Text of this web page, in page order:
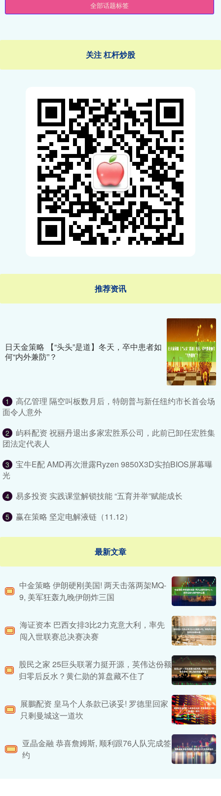
全部话题标签
关注 杠杆炒股
推荐资讯
日天金策略 【“头头”是道】冬天，卒中患者如
何“内外兼防”？
1
高亿管理 隔空叫板数月后，特朗普与新任纽约市长首会场
面令人意外
2
屿科配资 祝丽丹退出多家宏胜系公司，此前已卸任宏胜集
团法定代表人
3
宝牛E配 AMD再次泄露Ryzen 9850X3D实拍BIOS屏幕曝
光
4 易多投资 实践课堂解锁技能 “五育并举”赋能成长
5 赢在策略 坚定电解液链（11.12）
最新文章
中金策略 伊朗硬刚美国! 两天击落两架MQ-
9, 美军狂轰九晚伊朗炸三国
海证资本 巴西女排3比2力克意大利，率先
闯入世联赛总决赛决赛
股民之家 25巨头联署力挺开源，英伟达份额
归零后反水？黄仁勋的算盘藏不住了
展鵬配资 皇马个人条款已谈妥! 罗德里回家
只剩曼城这一道坎
亚晶金融 恭喜詹姆斯, 顺利跟76人队完成签
约